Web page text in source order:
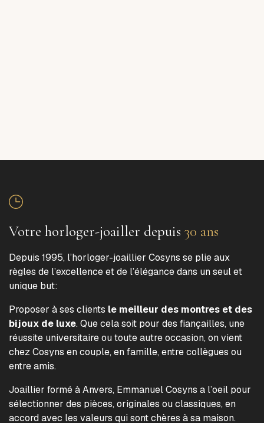
Votre horloger-joailler depuis 30 ans
Depuis 1995, l’horloger-joaillier Cosyns se plie aux
règles de l’excellence et de l’élégance dans un seul et
unique but:
Proposer à ses clients le meilleur des montres et des
bijoux de luxe. Que cela soit pour des fiançailles, une
réussite universitaire ou toute autre occasion, on vient
chez Cosyns en couple, en famille, entre collègues ou
entre amis.
Joaillier formé à Anvers, Emmanuel Cosyns a l’oeil pour
sélectionner des pièces, originales ou classiques, en
accord avec les valeurs qui sont chères à sa maison.